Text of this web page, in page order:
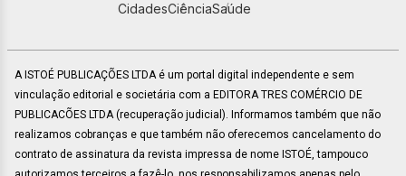
CidadesCiênciaSaúde
A ISTOÉ PUBLICAÇÕES LTDA é um portal digital independente e sem
vinculação editorial e societária com a EDITORA TRES COMÉRCIO DE
PUBLICACÕES LTDA (recuperação judicial). Informamos também que não
realizamos cobranças e que também não oferecemos cancelamento do
contrato de assinatura da revista impressa de nome ISTOÉ, tampouco